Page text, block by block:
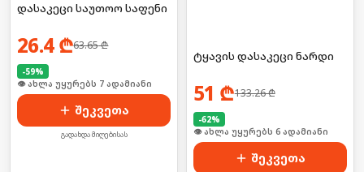
დასაკეცი საუთოო საფენი
26.4₾63.65₾
-59%
🛒 ბოლო 24სთ-ში იყიდა 10-მა
შეკვეთა
გადახდა მიღებისას
ტყავის დასაკეცი ნარდი
51 ₾133.26₾
-62%
🛒 ბოლო 24სთ-ში იყიდა 8-მა
შეკვეთა